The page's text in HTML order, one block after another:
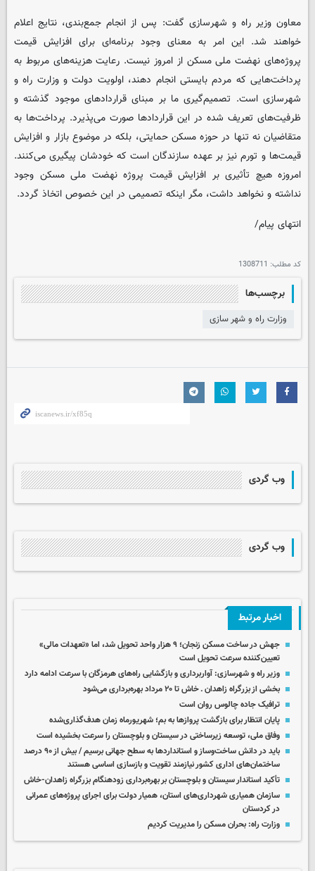
معاون وزیر راه و شهرسازی گفت: پس از انجام جمع‌بندی، نتایج اعلام
خواهند شد. این امر به معنای وجود برنامه‌ای برای افزایش قیمت
پروژه‌های نهضت ملی مسکن از امروز نیست. رعایت هزینه‌های مربوط به
پرداخت‌هایی که مردم بایستی انجام دهند، اولویت دولت و وزارت راه و
شهرسازی است. تصمیم‌گیری ما بر مبنای قراردادهای موجود گذشته و
ظرفیت‌های تعریف شده در این قراردادها صورت می‌پذیرد. پرداخت‌ها به
متقاضیان نه تنها در حوزه مسکن حمایتی، بلکه در موضوع بازار و افزایش
قیمت‌ها و تورم نیز بر عهده سازندگان است که خودشان پیگیری می‌کنند.
امروزه هیچ تأثیری بر افزایش قیمت پروژه نهضت ملی مسکن وجود
نداشته و نخواهد داشت، مگر اینکه تصمیمی در این خصوص اتخاذ گردد.
انتهای پیام/
کد مطلب: 1308711
برچسب‌ها
وزارت راه و شهر سازی
وب گردی
وب گردی
اخبار مرتبط
جهش در ساخت مسکن زنجان؛ ۹ هزار واحد تحویل شد، اما «تعهدات مالی»
تعیین‌کننده سرعت تحویل است
وزیر راه و شهرسازی: آواربرداری و بازگشایی راه‌های هرمزگان با سرعت ادامه دارد
بخشی از بزرگراه زاهدان ـ خاش تا ۲۰ مرداد بهره‌برداری می‌شود
ترافیک جاده چالوس روان است
پایان انتظار برای بازگشت پروازها به بم؛ شهریورماه زمان هدف‌گذاری‌شده
وفاق ملی، توسعه زیرساختی در سیستان و بلوچستان را سرعت بخشیده است
باید در دانش ساخت‌وساز و استانداردها به سطح جهانی برسیم / بیش از ۹۰ درصد
ساختمان‌های اداری کشور نیازمند تقویت و بازسازی اساسی هستند
تأکید استاندار سیستان و بلوچستان بر بهره‌برداری زودهنگام بزرگراه زاهدان-خاش
سازمان همیاری شهرداری‌های استان، همیار دولت برای اجرای پروژه‌های عمرانی
در کردستان
وزارت راه: بحران مسکن را مدیریت کردیم